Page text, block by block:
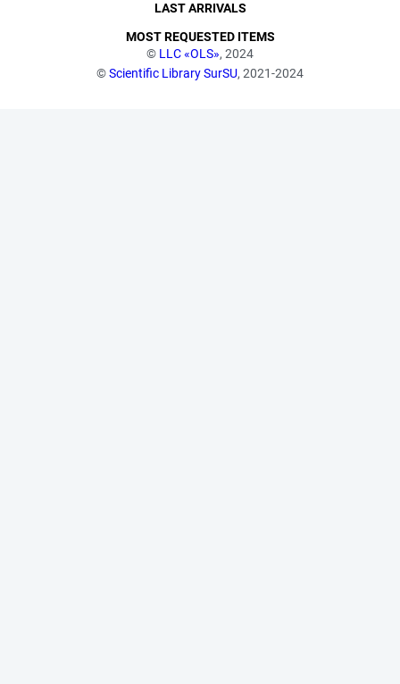
© LLC «OLS», 2024
©Scientific Library SurSU, 2021-2024
LAST ARRIVALS
MOST REQUESTED ITEMS